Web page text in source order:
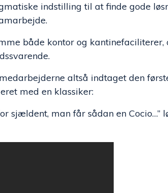
indstilling til at finde gode
både kontor og
altså indtaget den
med en klassiker:
sjældent, man får sådan en